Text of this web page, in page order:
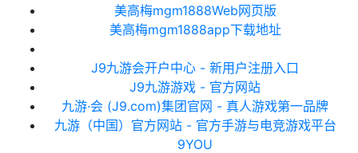
美高梅mgm1888Web网页版
美高梅mgm1888app下载地址
J9九游会开户中心 - 新用户注册入口
J9九游游戏 - 官方网站
九游·会 (J9.com)集团官网 - 真人游戏第一品牌
九游（中国）官方网站 - 官方手游与电竞游戏平台
9YOU